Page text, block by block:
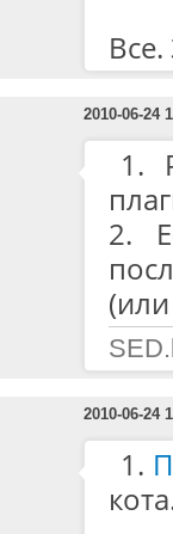
2010-06-24
1.
2.
2010-06-24
1.